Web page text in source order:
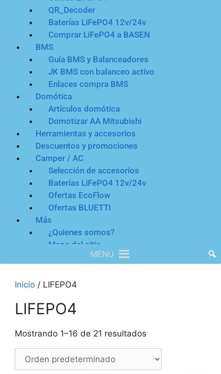
QR_Decoder
Baterías LiFePO4 12v/24v
Comprar LiFePO4 a BASEN
BMS
Guía BMS y Balanceadores
JK BMS con balanceo activo
Enlaces compra BMS
Domótica
Artículos domótica
Domotizar AA Mitsubishi
Herramientas y accesorios
Descuentos y promociones
Camper / AC
Selección de accesorios
Baterías LiFePO4 12v/24v
Ofertas EcoFlow
Ofertas BLUETTI
Más
¿Quienes somos?
Mapa del sitio
MENU
Inicio / LIFEPO4
LIFEPO4
Mostrando 1–16 de 21 resultados